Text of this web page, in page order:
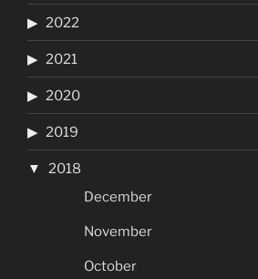
2022
2021
2020
2019
2018
December
November
October